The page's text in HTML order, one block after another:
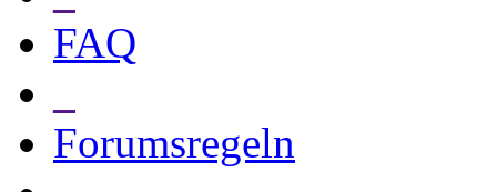
FAQ
Forumsregeln